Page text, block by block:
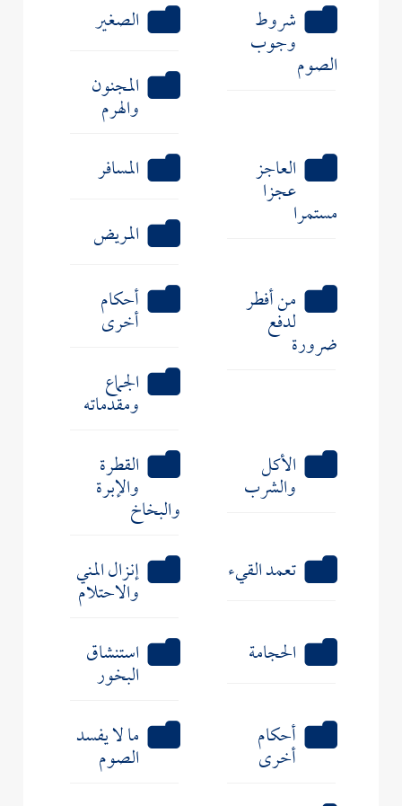
شروط
وجوب
الصوم
الصغير
المجنون
والهرم
العاجز
عجزا
مستمرا
المسافر
المريض
من أفطر
لدفع
ضرورة
أحكام
أخرى
الجماع
ومقدماته
الأكل
والشرب
القطرة
والإبرة
والبخاخ
تعمد القيء
إنزال المني
والاحتلام
الحجامة
استنشاق
البخور
أحكام
أخرى
ما لا يفسد
الصوم